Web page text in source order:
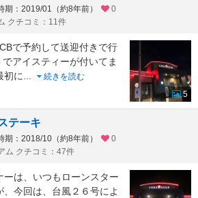
期：2019/01（約8年前）
0
クチコミ：11件
で予約して送迎付きで行
アイスティーが付いてま
初に
続きを読む
5
テーキ
期：2018/10（約8年前）
0
ム クチコミ：47件
は、いつもローンスター
今回は、台風２６号によ